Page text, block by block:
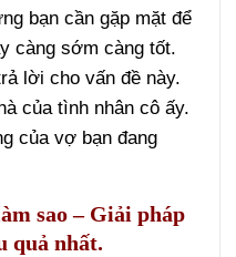
bạn cần gặp mặt để
càng sớm càng tốt.
lời cho vấn đề này.
của tình nhân cô ấy.
của vợ bạn đang
sao – Giải pháp
quả nhất.